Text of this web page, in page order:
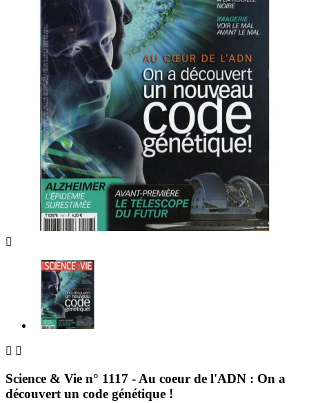

 
Science & Vie n° 1117 - Au coeur de l'ADN : On a
découvert un code génétique !